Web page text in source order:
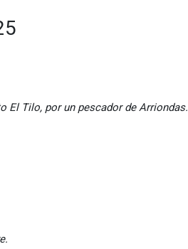
El Tilo, por un pescador de Arriondas.